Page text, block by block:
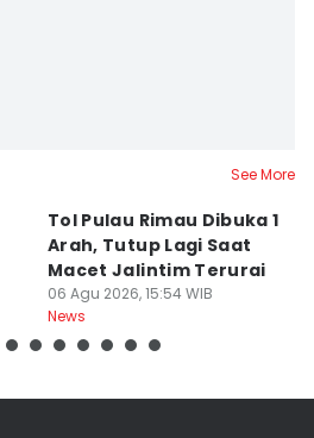
See More
Tol Pulau Rimau Dibuka 1
Arah, Tutup Lagi Saat
Macet Jalintim Terurai
06 Agu 2026, 15:54 WIB
News